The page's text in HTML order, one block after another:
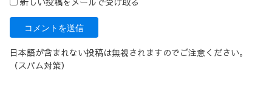
日本語が含まれない投稿は無視されますのでご注意ください。
（スパム対策）